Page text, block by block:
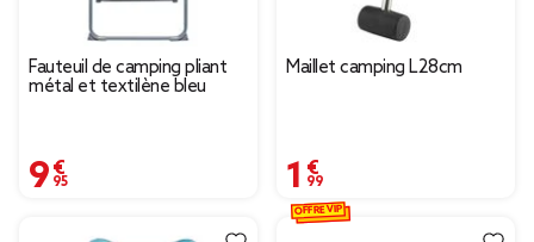
Fauteuil de camping pliant
métal et textilène bleu
9,95 €
Maillet camping L28cm
1,99 €
OFFRE VIP